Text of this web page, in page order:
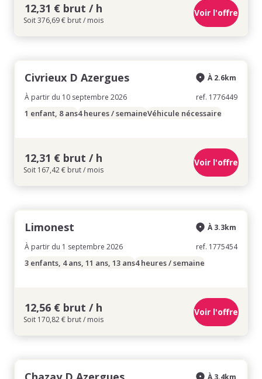
12,31 € brut / h
Soit 376,69 € brut / mois
Voir l'offre
Civrieux D Azergues
À partir du 10 septembre 2026
À 2.6km
ref. 1776449
1 enfant, 8 ans4 heures / semaineVéhicule nécessaire
12,31 € brut / h
Soit 167,42 € brut / mois
Voir l'offre
Limonest
À partir du 1 septembre 2026
À 3.3km
ref. 1775454
3 enfants, 4 ans, 11 ans, 13 ans4 heures / semaine
12,56 € brut / h
Soit 170,82 € brut / mois
Voir l'offre
À 3.4km